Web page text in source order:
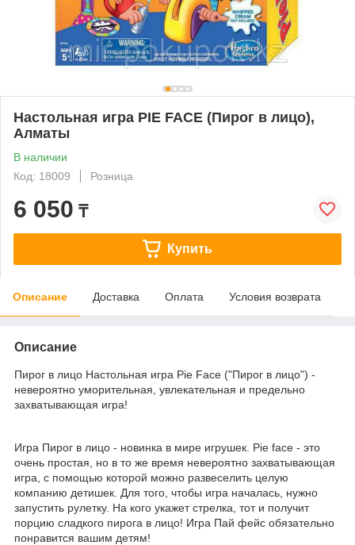
Настольная игра PIE FACE (Пирог в лицо),
Алматы
В наличии
Код: 18009
Розница
6 050 ₸
Купить
Описание Доставка Оплата Условия возврата
Описание
Пирог в лицо Настольная игра Pie Face ("Пирог в лицо") -
невероятно уморительная, увлекательная и предельно
захватывающая игра!
Игра Пирог в лицо - новинка в мире игрушек. Pie face - это
очень простая, но в то же время невероятно захватывающая
игра, с помощью которой можно развеселить целую
компанию детишек. Для того, чтобы игра началась, нужно
запустить рулетку. На кого укажет стрелка, тот и получит
порцию сладкого пирога в лицо! Игра Пай фейс обязательно
понравится вашим детям!